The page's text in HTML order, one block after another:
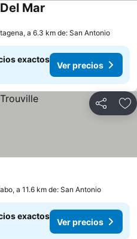
Mar
a 6.3 km de: San Antonio
exactos
Ver precios
Compartir
a 11.6 km de: San Antonio
exactos
Ver precios